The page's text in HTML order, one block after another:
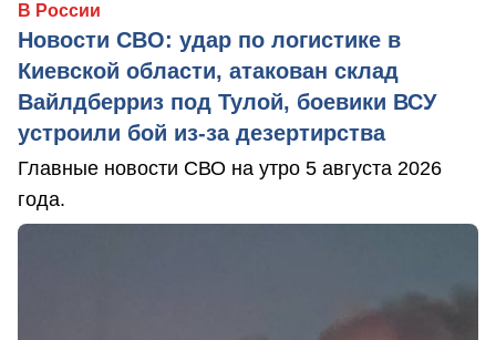
В России
Новости СВО: удар по логистике в
Киевской области, атакован склад
Вайлдберриз под Тулой, боевики ВСУ
устроили бой из-за дезертирства
Главные новости СВО на утро 5 августа 2026
года.